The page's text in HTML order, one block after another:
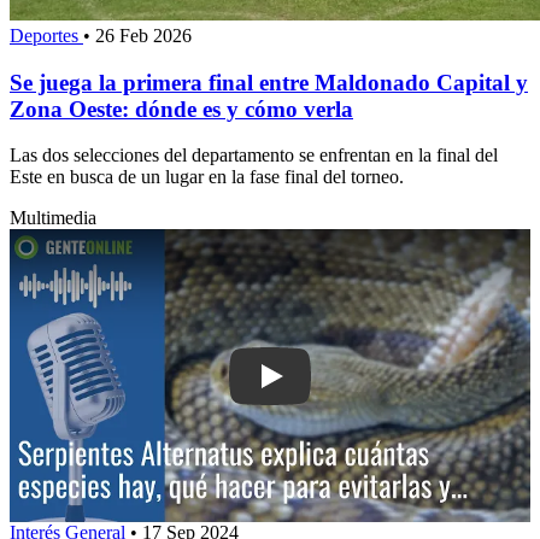
Deportes • 26 Feb 2026
Se juega la primera final entre Maldonado Capital y
Zona Oeste: dónde es y cómo verla
Las dos selecciones del departamento se enfrentan en la final del
Este en busca de un lugar en la fase final del torneo.
Multimedia
Play: Serpientes: Alternatus explica
Interés General • 17 Sep 2024